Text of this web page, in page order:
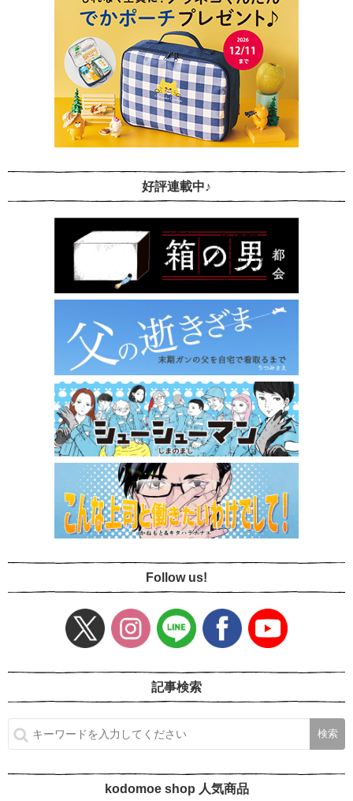
好評連載中♪
Follow us!
記事検索
kodomoe shop 人気商品